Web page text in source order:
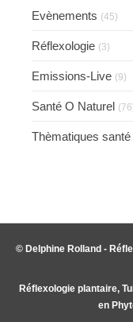
Evènements (45)
Réflexologie (3)
Emissions-Live (9)
Santé O Naturel
Thèmatiques santé
© Delphine Rolland -
Réflexologie plantaire,
en